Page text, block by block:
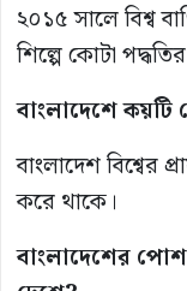
২০১৫ সালে বিশ্ব
শিল্পে কোটা
বাংলাদেশে
বাংলাদেশ বিশ্বের
করে থাকে।
বাংলাদেশের